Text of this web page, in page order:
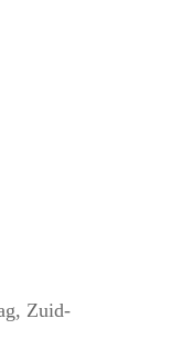
Zuid-